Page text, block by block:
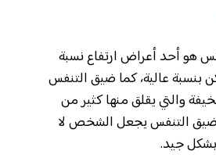
هو أحد أعراض ارتفاع نسبة
بنسبة عالية، كما ضيق التنفس
والتي يقلق منها كثير من
التنفس يجعل الشخص لا
جيد.